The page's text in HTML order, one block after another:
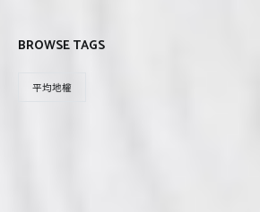
BROWSE TAGS
平均地權